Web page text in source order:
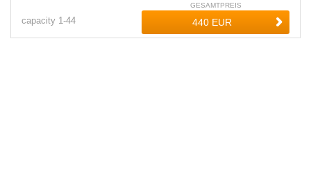
capacity 1-44
GESAMTPREIS